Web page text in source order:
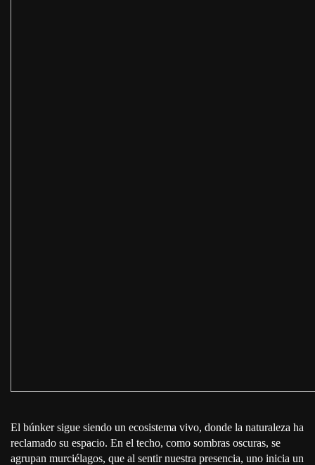
El búnker sigue siendo un ecosistema vivo, donde la naturaleza ha
reclamado su espacio. En el techo, como sombras oscuras, se
agrupan murciélagos, que al sentir nuestra presencia, uno inicia un